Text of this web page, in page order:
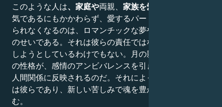
このような人は、家庭や両親、 家族を愛して
気であるにもかかわらず、愛するパートナーに誠実でい
られなくなるのは、ロマンチックな夢や気分の浮き沈み
のせいである。それは彼らの責任ではないし、意地悪を
しようとしているわけでもない。月の影響を受けた彼ら
の性格が、感情のアンビバレンスを引き起こし、それが
人間関係に反映されるのだ。それによって最も苦しむの
は彼らであり、新しい苦しみで魂を豊かにすることを好
む。